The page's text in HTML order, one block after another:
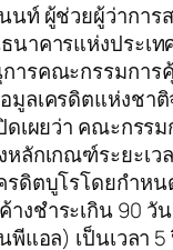
ท์ ผู้ช่วยผู้ว่าการ
นาคารแห่งประเ
ารคณะกรรมการ
มูลเครดิตแห่งชา
ดเผยว่า คณะกรรม
ลักเกณฑ์ระยะเว
รดิตบูโรโดยกำห
งชำระเกิน 90 วั
พีแอล) เป็นเวลา